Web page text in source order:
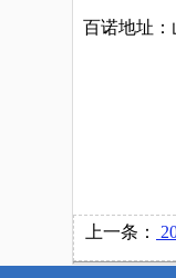
百诺地址
上一条：